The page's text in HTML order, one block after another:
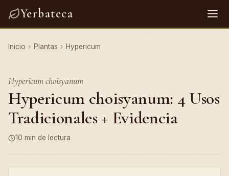
Yerbateca
Inicio › Plantas › Hypericum
Hypericum choisyanum
Hypericum choisyanum: 4 Usos
Tradicionales + Evidencia
10 min de lectura